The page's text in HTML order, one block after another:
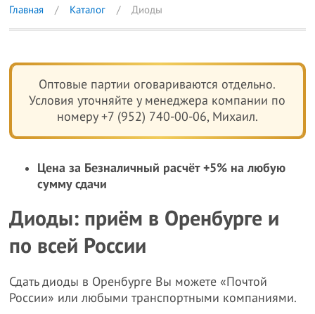
Главная Каталог Диоды
Оптовые партии оговариваются отдельно.
Условия уточняйте у менеджера компании по
номеру +7 (952) 740-00-06, Михаил.
Цена за Безналичный расчёт +5% на любую
сумму сдачи
Диоды: приём в Оренбурге и
по всей России
Сдать диоды в Оренбурге Вы можете «Почтой
России» или любыми транспортными компаниями.